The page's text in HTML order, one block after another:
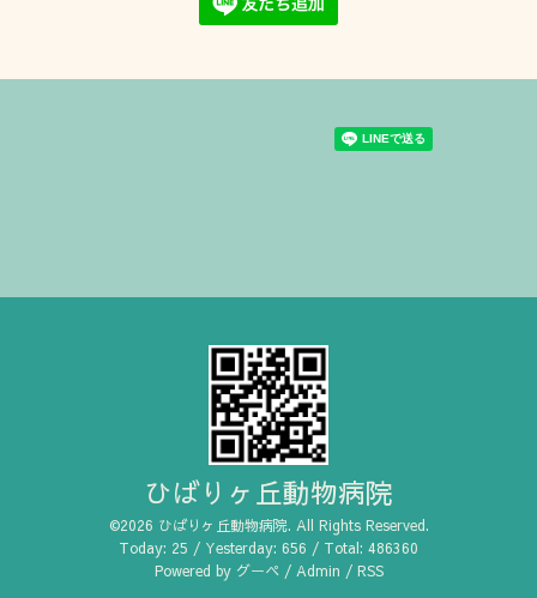
ひばりヶ丘動物病院
©2026 ひばりヶ丘動物病院. All Rights Reserved.
Today: 25 / Yesterday: 656 / Total: 486360
Powered by グーペ/ Admin / RSS